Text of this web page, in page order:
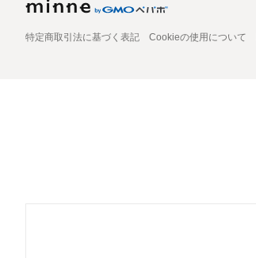
特定商取引法に基づく表記 Cookieの使用について